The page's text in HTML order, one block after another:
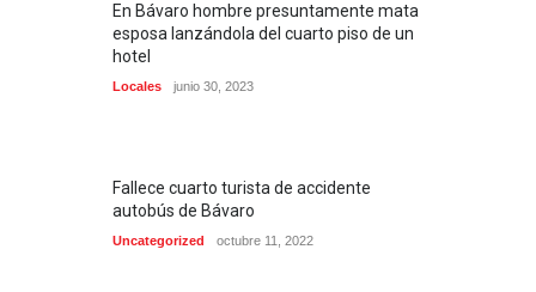
En Bávaro hombre presuntamente mata
esposa lanzándola del cuarto piso de un
hotel
Locales junio 30, 2023
Fallece cuarto turista de accidente
autobús de Bávaro
Uncategorized octubre 11, 2022